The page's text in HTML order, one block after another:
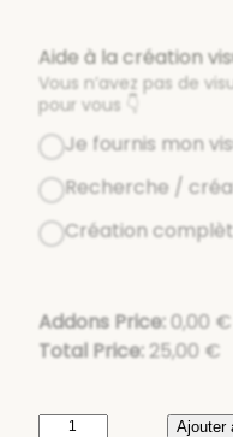
Aide à la création
Vous n’avez pas de
pour vous 👇
Je fournis mon
Recherche /
Création
Addons Price:0,00 €
Total Price:25,00 €
Ajouter